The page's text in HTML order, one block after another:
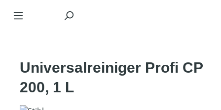
Universalreiniger Profi CP
200, 1 L